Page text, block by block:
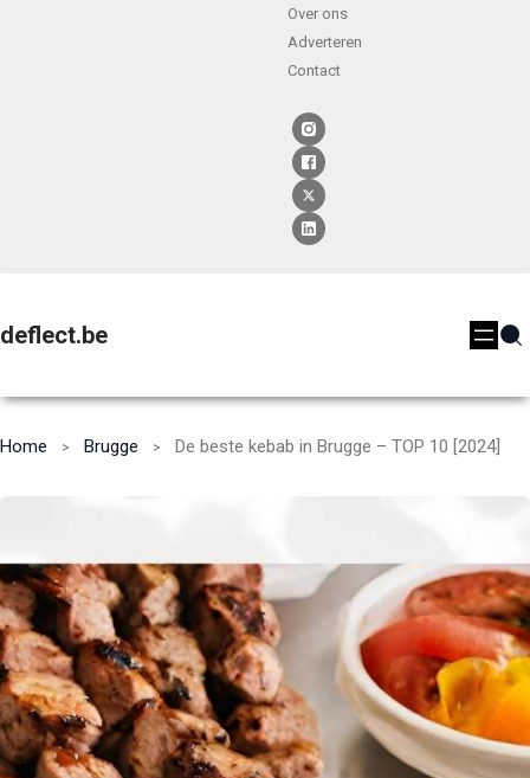
Over ons
Adverteren
Contact
deflect.be
Home Brugge De beste kebab in Brugge – TOP 10 [2024]